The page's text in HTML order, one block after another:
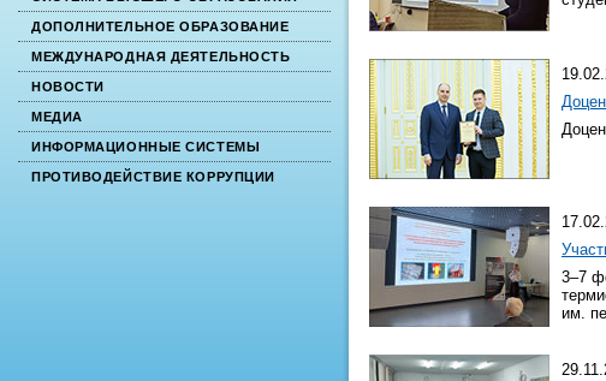
ДОПОЛНИТЕЛЬНОЕ ОБРАЗОВАНИЕ
МЕЖДУНАРОДНАЯ ДЕЯТЕЛЬНОСТЬ
НОВОСТИ
МЕДИА
ИНФОРМАЦИОННЫЕ СИСТЕМЫ
ПРОТИВОДЕЙСТВИЕ КОРРУПЦИИ
3–7
им.